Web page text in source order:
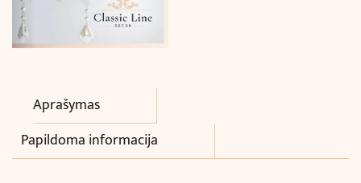
Aprašymas
Papildoma informacija